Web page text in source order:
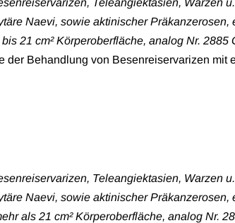
Teleangiektasien, Warzen
Naevi, sowie aktinischer
21 cm² Körperoberfläche, analog Nr. 2885
der Behandlung von Besenreiservarizen mit
Teleangiektasien, Warzen
Naevi, sowie aktinischer
als 21 cm² Körperoberfläche, analog Nr.